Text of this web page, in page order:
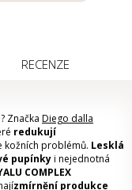
RECENZE
? Značka Diego dalla
redukují
kožních problémů. Lesklá
pupínkyi nejednotná
COMPLEX
zmírnění produkce